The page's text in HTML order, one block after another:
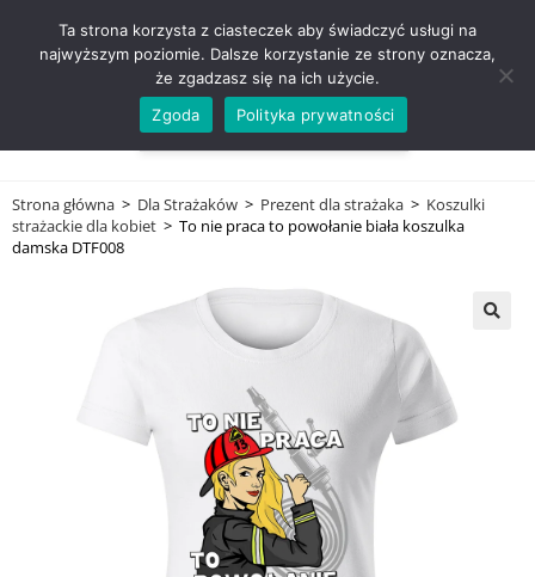
ZADZWOŃ TEL. 600 352 938
Strona główna > Dla Strażaków > Prezent dla strażaka > Koszulki
strażackie dla kobiet > To nie praca to powołanie biała koszulka
damska DTF008
Ta strona korzysta z ciasteczek aby świadczyć usługi na
najwyższym poziomie. Dalsze korzystanie ze strony oznacza,
że zgadzasz się na ich użycie.
Zgoda
Polityka prywatności